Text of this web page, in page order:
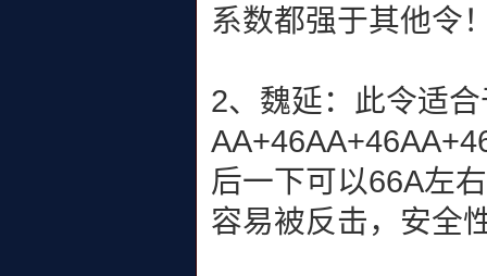
系数都强于其他令
2、魏延：此令适
后一下可以66A左
容易被反击，安全